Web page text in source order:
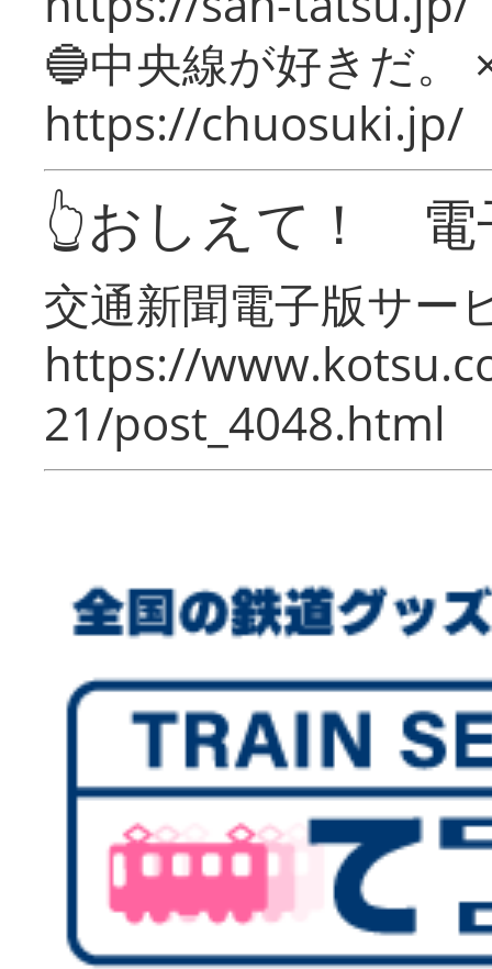
🔵中央線が好きだ。
https://chuosuki.jp/
👆おしえて！ 電
交通新聞電子版サー
https://
21/post_4048.html